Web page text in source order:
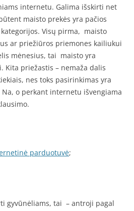
internetu. Galima išskirti net
maisto prekės yra pačios
Visų pirma, maisto
ar priežiūros priemones kailiukui
mėnesius, tai maisto yra
Kita priežastis – nemaža dalis
nes toks pasirinkimas yra
o perkant internetu išvengiama
parduotuvė;
gyvūnėliams, tai – antroji pagal